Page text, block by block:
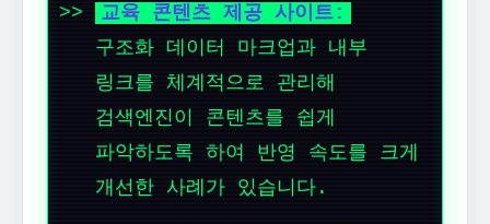
교육 콘텐츠 제공 사이트:
구조화 데이터 마크업과 내부
링크를 체계적으로 관리해
검색엔진이 콘텐츠를 쉽게
파악하도록 하여 반영 속도를 크게
개선한 사례가 있습니다.